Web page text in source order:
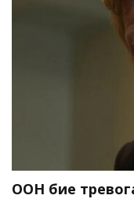
ООН бие